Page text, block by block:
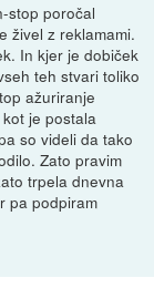
stop poročal
živel z reklamami.
In kjer je dobiček
teh stvari toliko
ažuriranje
je postala
so videli da tako
Zato pravim
trpela dnevna
pa podpiram